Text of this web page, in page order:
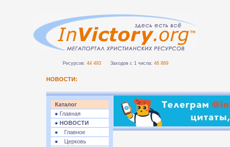
Ресурсов: 44 493 Заходов с 1 числа: 46 869
НОВОСТИ:
Каталог
Главная
НОВОСТИ
Главное
Церковь